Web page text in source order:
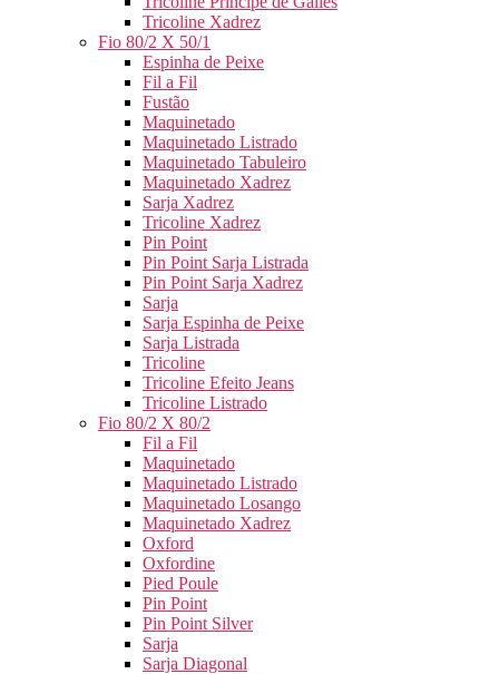
Tricoline Xadrez
Fio 80/2 X 50/1
Espinha de Peixe
Fil a Fil
Fustão
Maquinetado
Maquinetado Listrado
Maquinetado Tabuleiro
Maquinetado Xadrez
Sarja Xadrez
Tricoline Xadrez
Pin Point
Pin Point Sarja Listrada
Pin Point Sarja Xadrez
Sarja
Sarja Espinha de Peixe
Sarja Listrada
Tricoline
Tricoline Efeito Jeans
Tricoline Listrado
Fio 80/2 X 80/2
Fil a Fil
Maquinetado
Maquinetado Listrado
Maquinetado Losango
Maquinetado Xadrez
Oxford
Oxfordine
Pied Poule
Pin Point
Pin Point Silver
Sarja
Sarja Diagonal